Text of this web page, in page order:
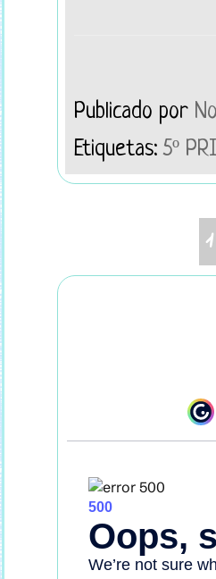
Publicado por
Etiquetas:5º